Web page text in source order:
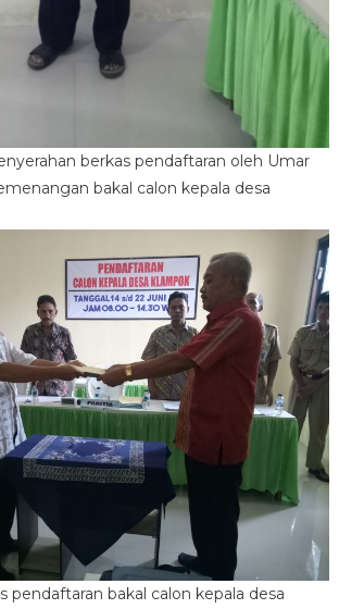
berkas pendaftaran oleh Umar
bakal calon kepala desa
pendaftaran bakal calon kepala desa